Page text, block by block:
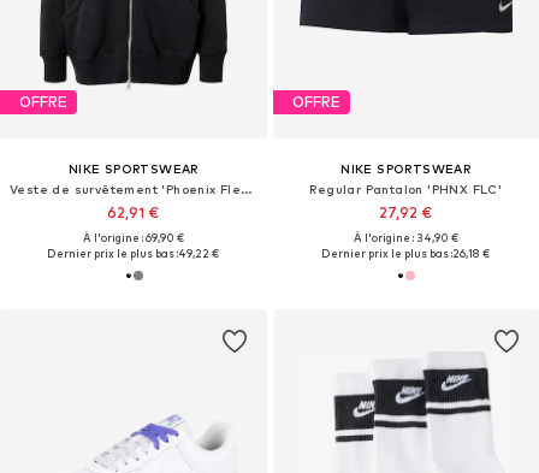
OFFRE
NIKE SPORTSWEAR
Veste de survêtement 'Phoenix Fleece'
62,91 €
À l'origine : 69,90 €
Dernier prix le plus bas :49,22 €
OFFRE
NIKE SPORTSWEAR
Regular Pantalon 'PHNX FLC'
27,92 €
À l'origine : 34,90 €
Dernier prix le plus bas :26,18 €